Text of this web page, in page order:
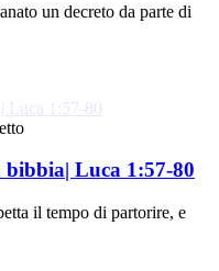
un decreto da parte di
bibbia| Luca 1:57-80
il tempo di partorire, e